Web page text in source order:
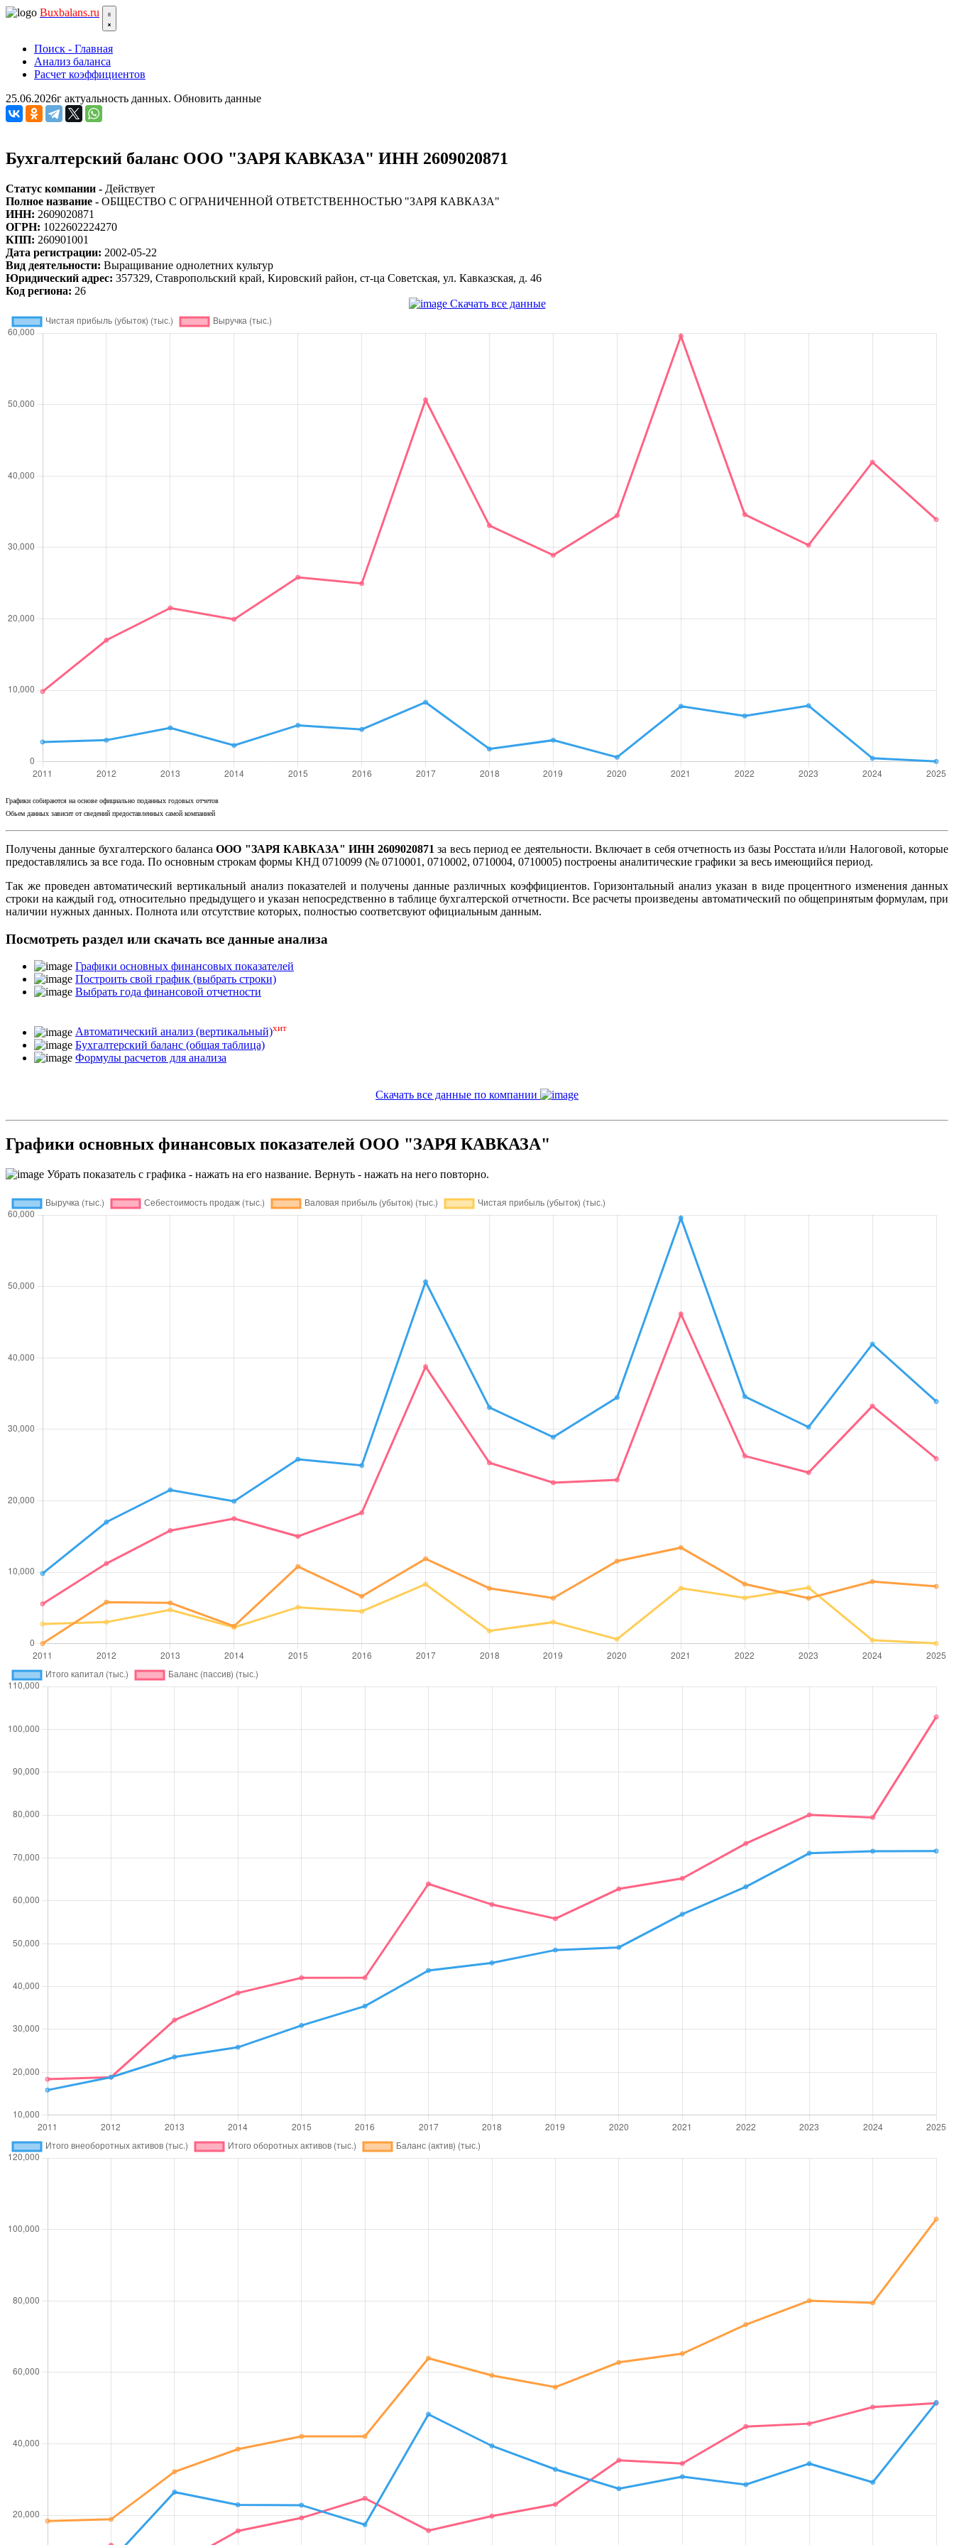
Buxbalans.ru
Поиск - Главная
Анализ баланса
Расчет коэффициентов
25.06.2026г актуальность данных. Обновить данные
Бухгалтерский баланс ООО "ЗАРЯ КАВКАЗА" ИНН 2609020871
Статус компании - Действует
Полное название - ОБЩЕСТВО С ОГРАНИЧЕННОЙ ОТВЕТСТВЕННОСТЬЮ "ЗАРЯ КАВКАЗА"
ИНН: 2609020871
ОГРН: 1022602224270
КПП: 260901001
Дата регистрации: 2002-05-22
Вид деятельности: Выращивание однолетних культур
Юридический адрес: 357329, Ставропольский край, Кировский район, ст-ца Советская, ул. Кавказская, д. 46
Код региона: 26
Скачать все данные
Графики собираются на основе официально поданных годовых отчетов
Обьем данных зависит от сведений предоставленных самой компанией
Получены данные бухгалтерского балансаООО "ЗАРЯ КАВКАЗА" ИНН 2609020871 за весь период ее деятельности. Включает в себя отчетность из базы Росстата и/или Налоговой, которые
предоставлялись за все года. По основным строкам формы КНД 0710099 (№ 0710001, 0710002, 0710004, 0710005) построены аналитические графики за весь имеющийся период.
Так же проведен автоматический вертикальный анализ показателей и получены данные различных коэффициентов. Горизонтальный анализ указан в виде процентного изменения данных
строки на каждый год, относительно предыдущего и указан непосредственно в таблице бухгалтерской отчетности. Все расчеты произведены автоматический по общепринятым формулам, при
наличии нужных данных. Полнота или отсутствие которых, полностью соответсвуют официальным данным.
Посмотреть раздел или скачать все данные анализа
Графики основных финансовых показателей
Построить свой график (выбрать строки)
Выбрать года финансовой отчетности
Автоматический анализ (вертикальный)хит
Бухгалтерский баланс (общая таблица)
Формулы расчетов для анализа
Скачать все данные по компании
Графики основных финансовых показателей ООО "ЗАРЯ КАВКАЗА"
Убрать показатель с графика - нажать на его название. Вернуть - нажать на него повторно.